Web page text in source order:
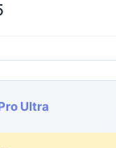
Ultra